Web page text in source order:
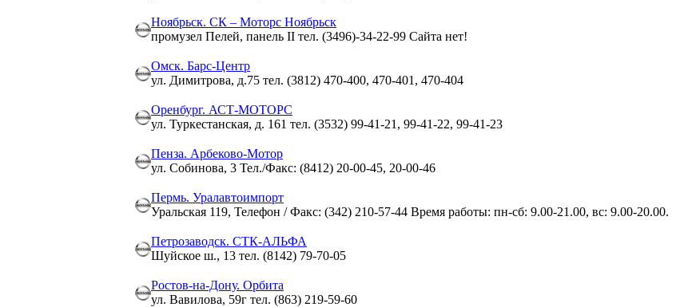
Ноябрьск. СК – Моторс Ноябрьск
промузел Пелей, панель II тел. (3496)-34-22-99 Сайта нет!
Омск. Барс-Центр
ул. Димитрова, д.75 тел. (3812) 470-400, 470-401, 470-404
Оренбург. АСТ-МОТОРС
ул. Туркестанская, д. 161 тел. (3532) 99-41-21, 99-41-22, 99-41-23
Пенза. Арбеково-Мотор
ул. Собинова, 3 Тел./Факс: (8412) 20-00-45, 20-00-46
Пермь. Уралавтоимпорт
Уральская 119, Телефон / Факс: (342) 210-57-44 Время работы: пн-сб: 9.00-21.00, вс: 9.00-20.00.
Петрозаводск. СТК-АЛЬФА
Шуйское ш., 13 тел. (8142) 79-70-05
Ростов-на-Дону. Орбита
ул. Вавилова, 59г тел. (863) 219-59-60